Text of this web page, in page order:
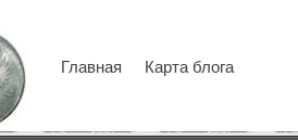
Главная Карта блога